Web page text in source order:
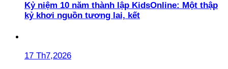
Kỷ niệm 10 năm thành lập KidsOnline: Một thập
kỷ khơi nguồn tương lai, kết
17 Th7,2026